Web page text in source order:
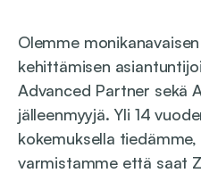
Olemme
kehittämisen
Advanced Partner sekä
jälleenmyyjä. Yli 14
kokemuksella
varmistamme että saat